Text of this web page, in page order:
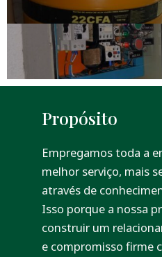
Propósito
Empregamos toda a
melhor serviço, mais
através de
Isso porque a nossa
construir um
e compromisso firme